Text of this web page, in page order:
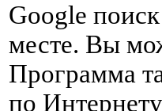
Google
месте. Вы
Программа
по